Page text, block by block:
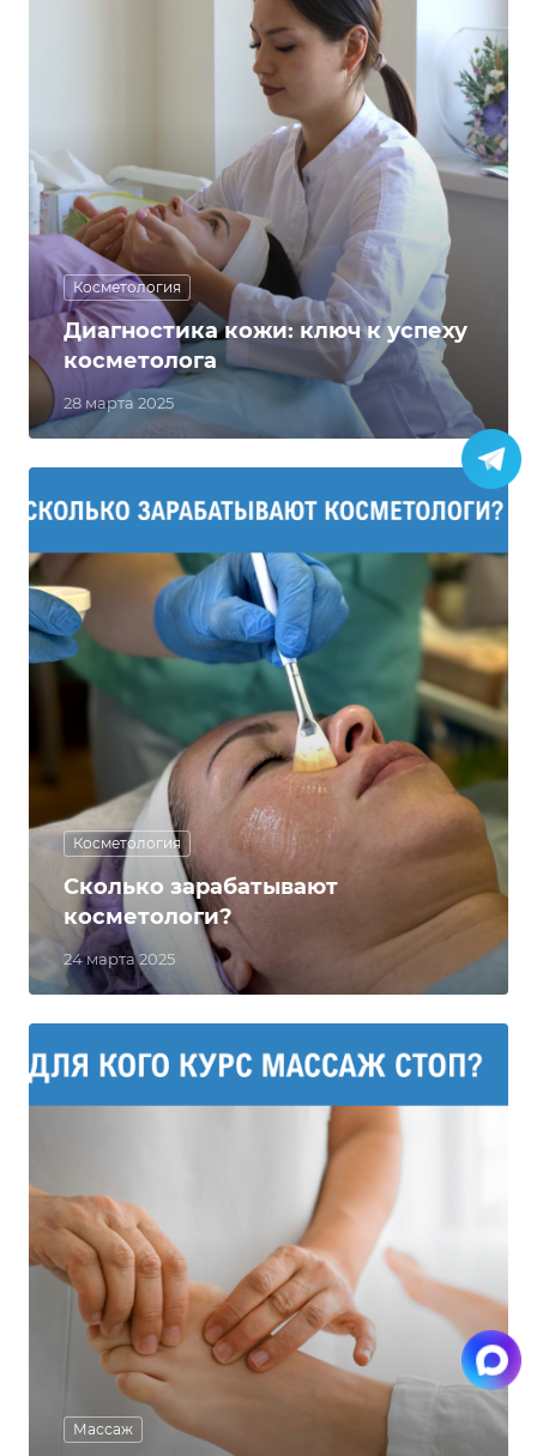
Косметология
28 марта 2025
Диагностика кожи: ключ к успеху
косметолога
Косметология
24 марта 2025
Сколько зарабатывают
косметологи?
Массаж